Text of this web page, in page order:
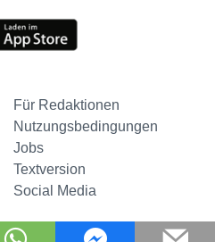
Für Redaktionen
Nutzungsbedingungen
Jobs
Textversion
Social Media